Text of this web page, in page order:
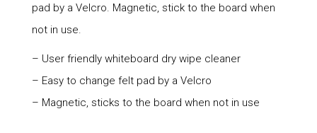
pad by a Velcro. Magnetic, stick to the board when
not in use.
– User friendly whiteboard dry wipe cleaner
– Easy to change felt pad by a Velcro
– Magnetic, sticks to the board when not in use